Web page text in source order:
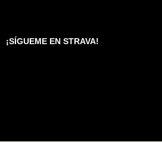
¡SÍGUEME EN STRAVA!